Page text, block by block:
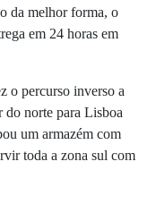
da melhor forma, o
em 24 horas em
o percurso inverso a
do norte para Lisboa
um armazém com
toda a zona sul com